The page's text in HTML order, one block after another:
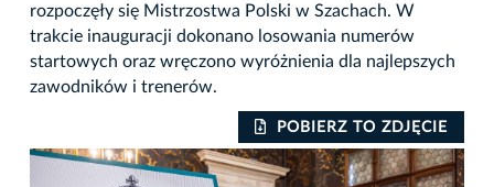
rozpoczęły się Mistrzostwa Polski w Szachach. W
trakcie inauguracji dokonano losowania numerów
startowych oraz wręczono wyróżnienia dla najlepszych
zawodników i trenerów.
POBIERZ TO ZDJĘCIE